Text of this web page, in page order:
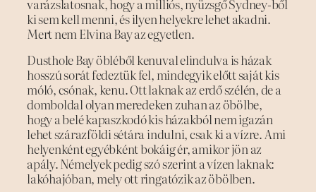
varázslatosnak, hogy a milliós, nyüzsgő Sydney-ből
ki sem kell menni, és ilyen helyekre lehet akadni.
Mert nem Elvina Bay az egyetlen.
Dusthole Bay öbléből kenuval elindulva is házak
hosszú sorát fedeztük fel, mindegyik előtt saját kis
móló, csónak, kenu. Ott laknak az erdő szélén, de a
domboldal olyan meredeken zuhan az öbölbe,
hogy a belé kapaszkodó kis házakból nem igazán
lehet szárazföldi sétára indulni, csak ki a vízre. Ami
helyenként egyébként bokáig ér, amikor jön az
apály. Némelyek pedig szó szerint a vízen laknak:
lakóhajóban, mely ott ringatózik az öbölben.